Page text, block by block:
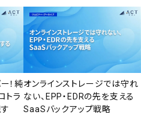
！純
トラ
オンラインストレージでは守れ
ない、EPP・EDRの先を支える
SaaSバックアップ戦略